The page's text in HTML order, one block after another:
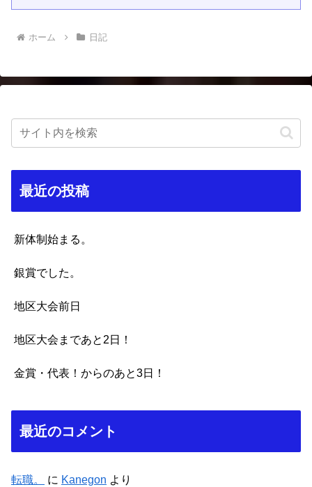
ホーム 日記
最近の投稿
新体制始まる。
銀賞でした。
地区大会前日
地区大会まであと2日！
金賞・代表！からのあと3日！
最近のコメント
転職。 に Kanegon より